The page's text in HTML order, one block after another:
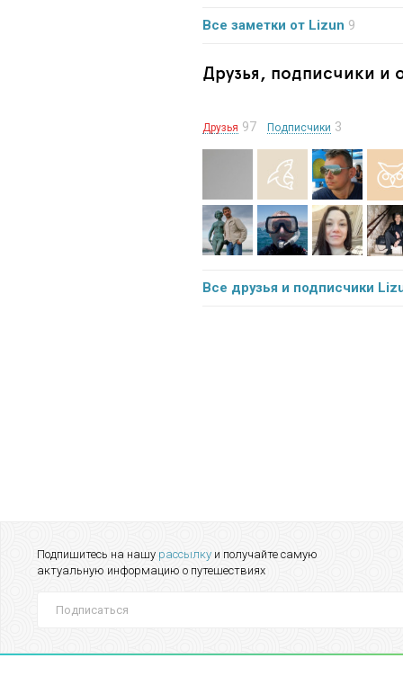
Все заметки от Lizun 9
Друзья, подписчики и
Друзья 97 Подписчики 3
Все друзья и подписчики
Подпишитесь на нашу рассылку и получайте самую
актуальную информацию о путешествиях